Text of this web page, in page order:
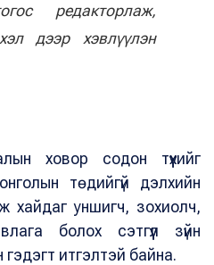
редакторлаж,
дээр хэвлүүлэн
ховор содон түүхийг
төдийгүй дэлхийн
хайдаг уншигч, зохиолч,
болох сэтгүүл зүйн
итгэлтэй байна.